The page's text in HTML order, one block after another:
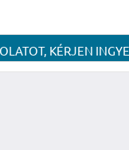
KÉRJEN